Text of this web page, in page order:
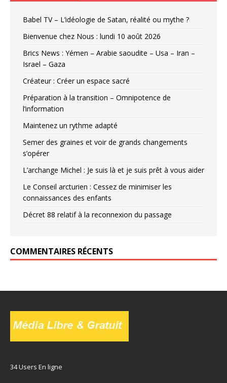
Babel TV – L’idéologie de Satan, réalité ou mythe ?
Bienvenue chez Nous : lundi 10 août 2026
Brics News : Yémen – Arabie saoudite – Usa – Iran –
Israel – Gaza
Créateur : Créer un espace sacré
Préparation à la transition – Omnipotence de
l’information
Maintenez un rythme adapté
Semer des graines et voir de grands changements
s’opérer
L’archange Michel : Je suis là et je suis prêt à vous aider
Le Conseil arcturien : Cessez de minimiser les
connaissances des enfants
Décret 88 relatif à la reconnexion du passage
COMMENTAIRES RÉCENTS
34 Users En ligne